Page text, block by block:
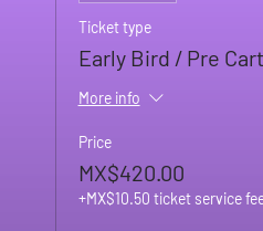
Ticket type
Early Bird / Pre
More info
Price
MX$420.00
+MX$10.50 ticket service